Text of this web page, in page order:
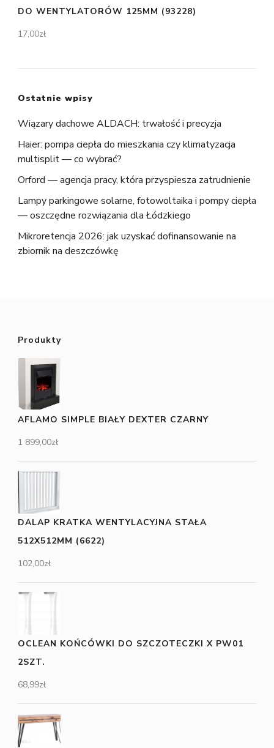
DO WENTYLATORÓW 125MM (93228)
17,00zł
Ostatnie wpisy
Wiązary dachowe ALDACH: trwałość i precyzja
Haier: pompa ciepła do mieszkania czy klimatyzacja
multisplit — co wybrać?
Orford — agencja pracy, która przyspiesza zatrudnienie
Lampy parkingowe solarne, fotowoltaika i pompy ciepła
— oszczędne rozwiązania dla Łódzkiego
Mikroretencja 2026: jak uzyskać dofinansowanie na
zbiornik na deszczówkę
Produkty
AFLAMO SIMPLE BIAŁY DEXTER CZARNY
1 899,00zł
DALAP KRATKA WENTYLACYJNA STAŁA
512X512MM (6622)
102,00zł
OCLEAN KOŃCÓWKI DO SZCZOTECZKI X PW01
2SZT.
68,99zł